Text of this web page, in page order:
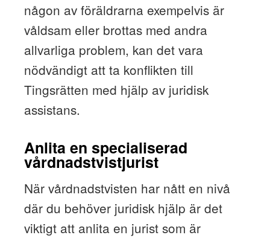
någon av föräldrarna exempelvis är
våldsam eller brottas med andra
allvarliga problem, kan det vara
nödvändigt att ta konflikten till
Tingsrätten med hjälp av juridisk
assistans.
Anlita en specialiserad
vårdnadstvistjurist
När vårdnadstvisten har nått en nivå
där du behöver juridisk hjälp är det
viktigt att anlita en jurist som är